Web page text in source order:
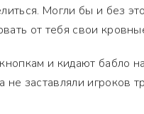
Могли бы и без
от тебя свои
и кидают бабло
заставляли игроков